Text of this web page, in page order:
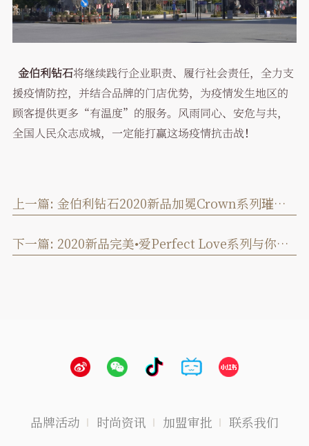
金伯利钻石将继续践行企业职责、履行社会责任，全力支
援疫情防控，并结合品牌的门店优势，为疫情发生地区的
顾客提供更多“有温度”的服务。风雨同心、安危与共，
全国人民众志成城，一定能打赢这场疫情抗击战！
上一篇: 金伯利钻石2020新品加冕Crown系列璀璨上市
下一篇: 2020新品完美•爱Perfect Love系列与你相伴
品牌活动 时尚资讯 加盟审批 联系我们